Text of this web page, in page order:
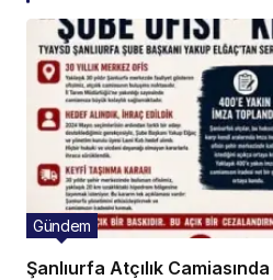
Şanlıurfa Atçılık
Gündem